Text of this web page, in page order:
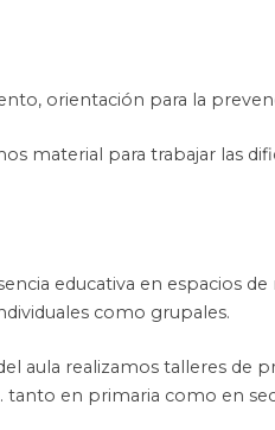
orientación para la
material para trabajar las
educativa en espacios
como grupales.
aula realizamos talleres de
tanto en primaria como en